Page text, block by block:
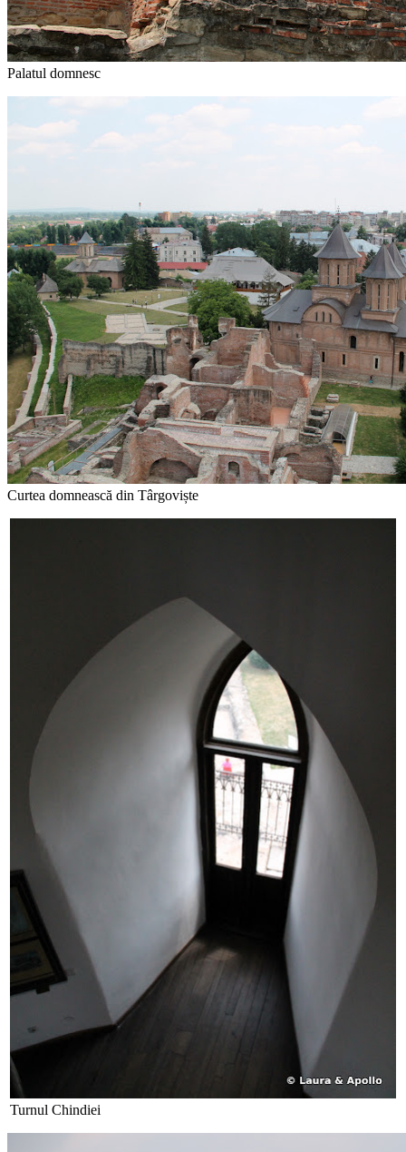
Palatul domnesc
Curtea domnească din Târgoviște
Turnul Chindiei